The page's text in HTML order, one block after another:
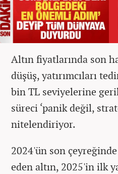
Altın fiyatlarında son
düşüş, yatırımcıları
bin TL seviyelerine
süreci ‘panik değil,
nitelendiriyor.
2024'ün son
eden altın, 2025'in ilk